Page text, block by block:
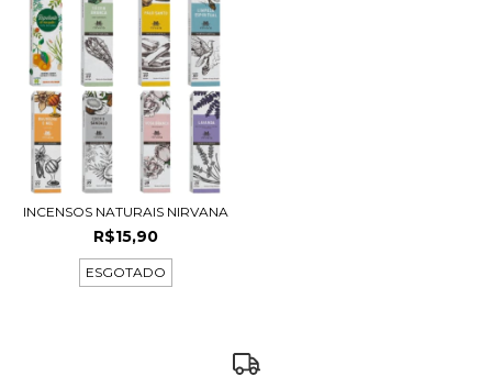
INCENSOS NATURAIS NIRVANA
R$15,90
ESGOTADO